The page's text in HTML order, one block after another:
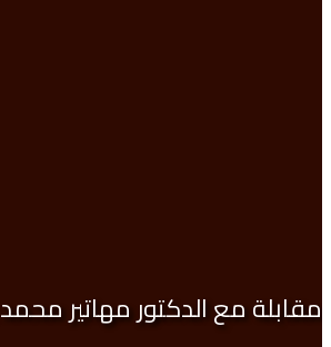
مقابلة مع الدكتور مهاتير محمد